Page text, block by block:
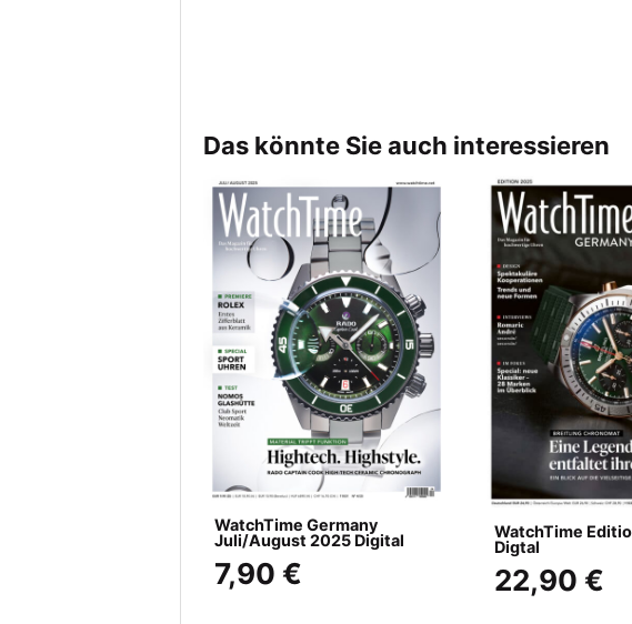
Das könnte Sie auch interessieren
WatchTime Germany
Juli/August 2025 Digital
7,90 €
WatchTime
Digtal
22,90 €